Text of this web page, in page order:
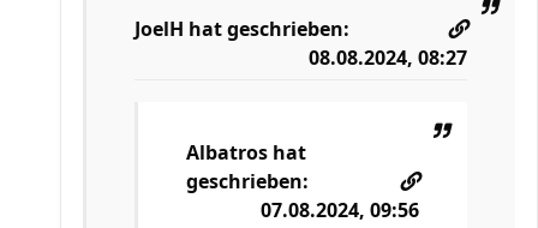
JoelH hat geschrieben:
08.08.2024, 08:27
Albatros hat
geschrieben:
07.08.2024, 09:56